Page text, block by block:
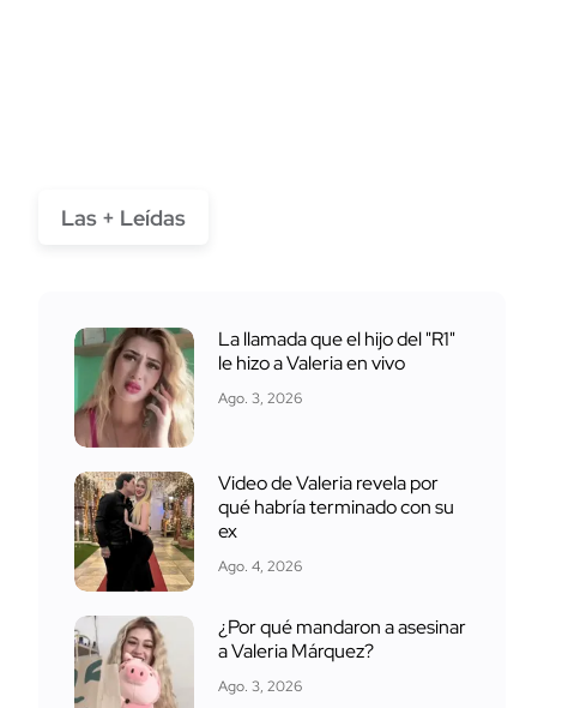
Las + Leídas
La llamada que el hijo del "R1"
le hizo a Valeria en vivo
Ago. 3, 2026
Video de Valeria revela por
qué habría terminado con su
ex
Ago. 4, 2026
¿Por qué mandaron a asesinar
a Valeria Márquez?
Ago. 3, 2026